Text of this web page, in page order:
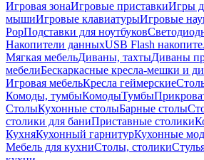
Игровая зонаИгровые приставкиИгры
мышиИгровые клавиатурыИгровые
PopПодставки для ноутбуков
Накопители данныхUSB Flash
Мягкая мебельДиваны, тахтыДиваны
мебелиБескаркасные кресла-мешки и
Игровая мебельКресла геймерские
Комоды, тумбыКомодыТумбы
СтолыКухонные столыБарные столы
столики для баниПриставные столики
КухняКухонный гарнитурКухонные
Мебель для кухниСтолы, столики